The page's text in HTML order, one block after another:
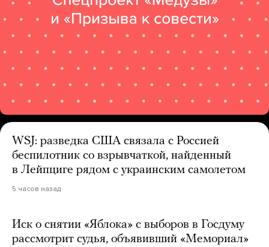
WSJ: разведка США связала с Россией
беспилотник со взрывчаткой, найденный
в Лейпциге рядом с украинским самолетом
5 часов назад
Иск о снятии «Яблока» с выборов в Госдуму
рассмотрит судья, объявивший «Мемориал»